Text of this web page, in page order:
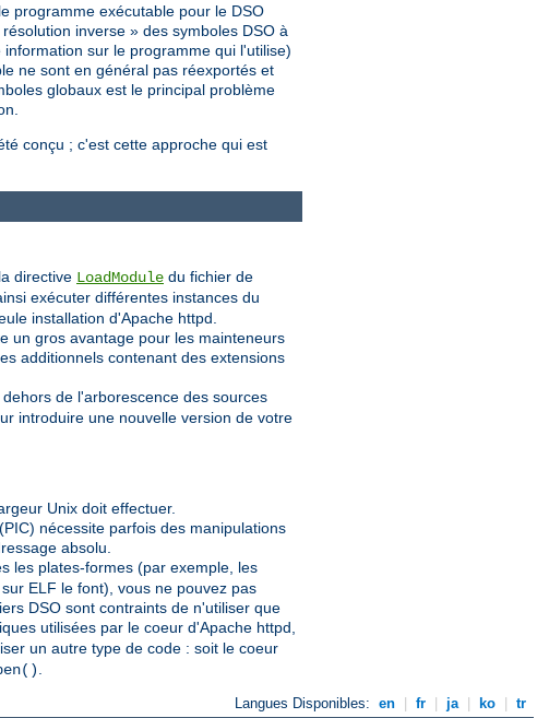
programme exécutable pour le DSO
inverse » des symboles DSO à
sur le programme qui l'utilise)
ne sont en général pas réexportés et
globaux est le principal problème
conçu ; c'est cette approche qui est
directive LoadModule du fichier de
exécuter différentes instances du
installation d'Apache httpd.
un gros avantage pour les mainteneurs
additionnels contenant des extensions
de l'arborescence des sources
introduire une nouvelle version de votre
Unix doit effectuer.
nécessite parfois des manipulations
absolu.
les plates-formes (par exemple, les
ELF le font), vous ne pouvez pas
DSO sont contraints de n'utiliser que
utilisées par le coeur d'Apache httpd,
un autre type de code : soit le coeur
Langues Disponibles: en fr ja ko tr